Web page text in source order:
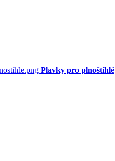
Plavky pro plnoštíhlé